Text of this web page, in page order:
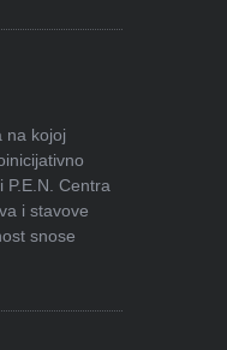
na kojoj
P.E.N. Centra
i stavove
snose